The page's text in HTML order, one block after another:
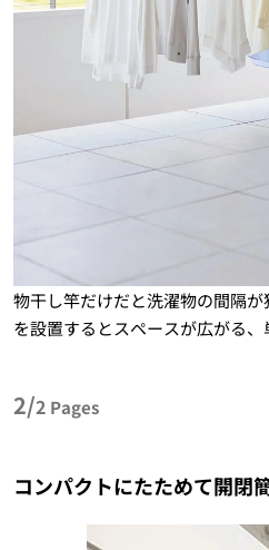
物干し竿だけだと洗濯物の間隔
を設置するとスペースが広がる、
2/2 Pages
コンパクトにたためて開閉